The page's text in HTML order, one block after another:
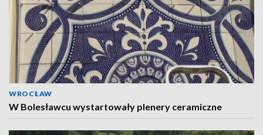
WROCŁAW
W Bolesławcu wystartowały plenery ceramiczne